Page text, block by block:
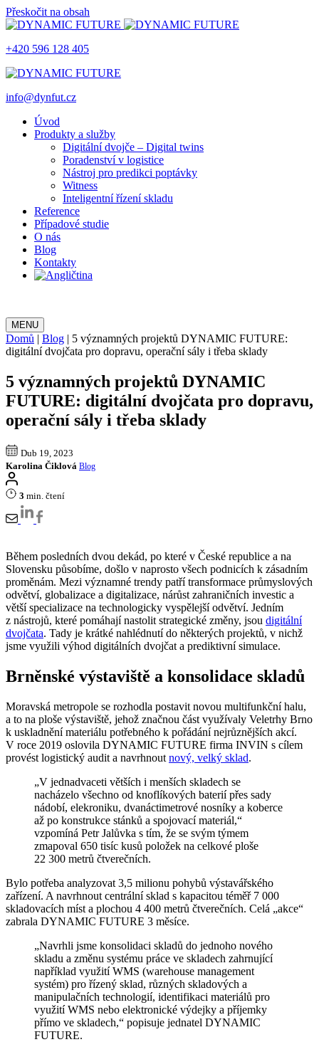
Přeskočit na obsah
+420 596 128 405
info@dynfut.cz
Úvod
Produkty a služby
Digitální dvojče – Digital twins
Poradenství v logistice
Nástroj pro predikci poptávky
Witness
Inteligentní řízení skladu
Reference
Případové studie
O nás
Blog
Kontakty
MENU
Domů | Blog | 5 významných projektů DYNAMIC FUTURE:
digitální dvojčata pro dopravu, operační sály i třeba sklady
5 významných projektů DYNAMIC
FUTURE: digitální dvojčata pro dopravu,
operační sály i třeba sklady
Dub 19, 2023
Karolina Čiklová Blog
3 min. čtení
Během posledních dvou dekád, po které v České republice a na
Slovensku působíme, došlo v naprosto všech podnicích k zásadním
proměnám. Mezi významné trendy patří transformace průmyslových
odvětví, globalizace a digitalizace, nárůst zahraničních investic a
větší specializace na technologicky vyspělejší odvětví. Jedním
z nástrojů, které pomáhají nastolit strategické změny, jsou digitální
dvojčata. Tady je krátké nahlédnutí do některých projektů, v nichž
jsme využili výhod digitálních dvojčat a prediktivní simulace.
Brněnské výstaviště a konsolidace skladů
Moravská metropole se rozhodla postavit novou multifunkční halu,
a to na ploše výstaviště, jehož značnou část využívaly Veletrhy Brno
k uskladnění materiálu potřebného k pořádání nejrůznějších akcí.
V roce 2019 oslovila DYNAMIC FUTURE firma INVIN s cílem
provést logistický audit a navrhnout nový, velký sklad.
„V jednadvaceti větších i menších skladech se
nacházelo všechno od knoflíkových baterií přes sady
nádobí, elekroniku, dvanáctimetrové nosníky a koberce
až po konstrukce stánků a spojovací materiál,“
vzpomíná Petr Jalůvka s tím, že se svým týmem
zmapoval 650 tisíc kusů položek na celkové ploše
22 300 metrů čtverečních.
Bylo potřeba analyzovat 3,5 milionu pohybů výstavářského
zařízení. A navrhnout centrální sklad s kapacitou téměř 7 000
skladovacích míst a plochou 4 400 metrů čtverečních. Celá „akce“
zabrala DYNAMIC FUTURE 3 měsíce.
„Navrhli jsme konsolidaci skladů do jednoho nového
skladu a změnu systému práce ve skladech zahrnující
například využití WMS (warehouse management
systém) pro řízený sklad, různých skladových a
manipulačních technologií, identifikaci materiálů pro
využití WMS nebo elektronické výdejky a příjemky
přímo ve skladech,“ popisuje jednatel DYNAMIC
FUTURE.